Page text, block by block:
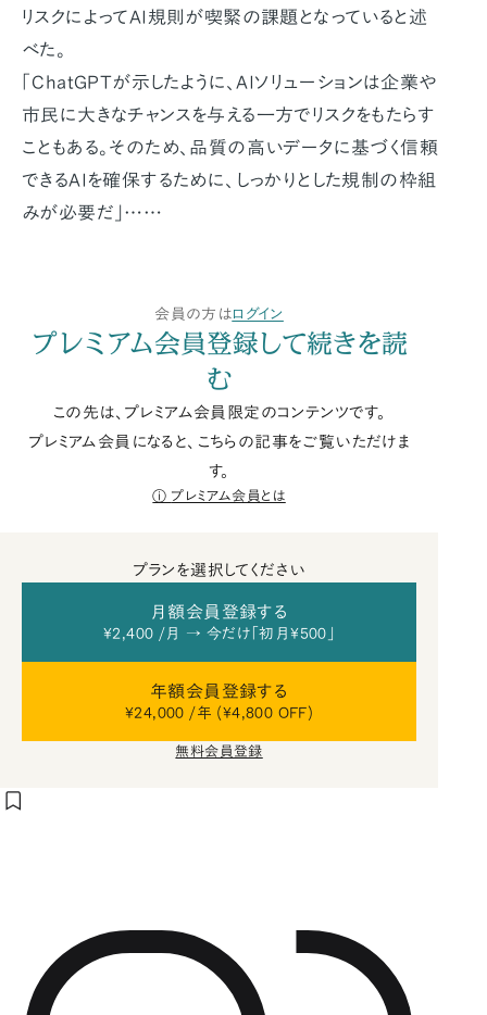
リスクによってAI規則が喫緊の課題となっていると述
べた。
「ChatGPTが示したように、AIソリューションは企業や
市民に大きなチャンスを与える一方でリスクをもたらす
こともある。そのため、品質の高いデータに基づく信頼
できるAIを確保するために、しっかりとした規制の枠組
みが必要だ」……
会員の方はログイン
プレミアム会員登録して続きを読
む
この先は、プレミアム会員限定のコンテンツです。
プレミアム会員になると、こちらの記事をご覧いただけま
す。
プレミアム会員とは
プランを選択してください
月額会員登録する
¥2,400 /月 → 今だけ「初月¥500」
年額会員登録する
¥24,000 /年 (¥4,800 OFF)
無料会員登録